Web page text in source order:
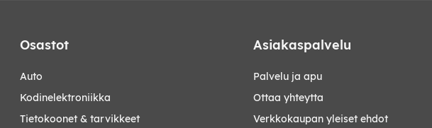
Osastot
auto
kodinelektroniikka
tietokoonet & tarvikkeet
Asiakaspalvelu
Palvelu ja apu
Ottaa yhteytta
Verkkokaupan yleiset ehdot